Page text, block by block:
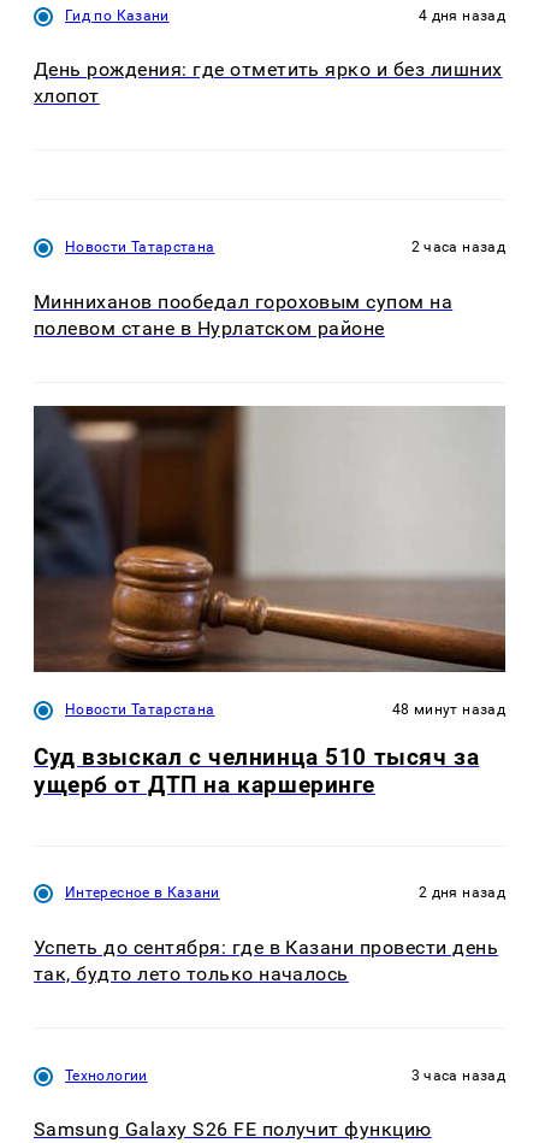
Гид по Казани 4 дня назад
День рождения: где отметить ярко и без лишних
хлопот
Новости Татарстана 2 часа назад
Минниханов пообедал гороховым супом на
полевом стане в Нурлатском районе
Новости Татарстана 48 минут назад
Суд взыскал с челнинца 510 тысяч за
ущерб от ДТП на каршеринге
Интересное в Казани 2 дня назад
Успеть до сентября: где в Казани провести день
так, будто лето только началось
Технологии 3 часа назад
Samsung Galaxy S26 FE получит функцию